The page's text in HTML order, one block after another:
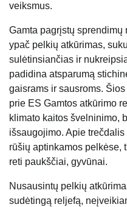
veiksmus.
Gamta pagrįstų
ypač pelkių atkūrimas,
sulėtinsiančias ir
padidina atsparumą
gaisrams ir sausroms.
prie ES Gamtos atkūrimo
klimato kaitos švelninimo,
išsaugojimo. Apie
rūšių aptinkamos pelkėse,
reti paukščiai, gyvūnai.
Nusausintų pelkių
sudėtingą reljefą,